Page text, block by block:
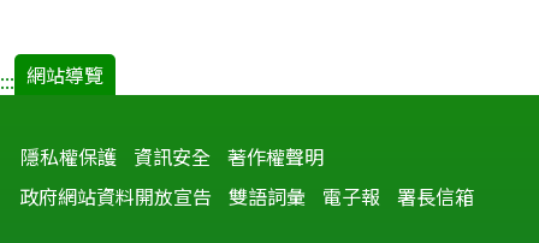
::: 網站導覽
隱私權保護 資訊安全 著作權聲明
政府網站資料開放宣告
雙語詞彙 電子報 署長信箱